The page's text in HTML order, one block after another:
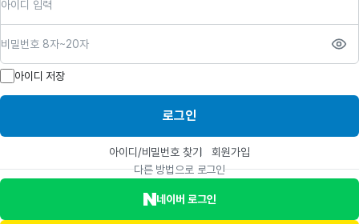
아이디 저장
로그인
아이디/비밀번호 찾기
회원가입
다른 방법으로 로그인
네이버 로그인